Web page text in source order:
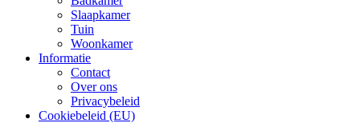
Slaapkamer
Tuin
Woonkamer
Informatie
Contact
Over ons
Privacybeleid
Cookiebeleid (EU)